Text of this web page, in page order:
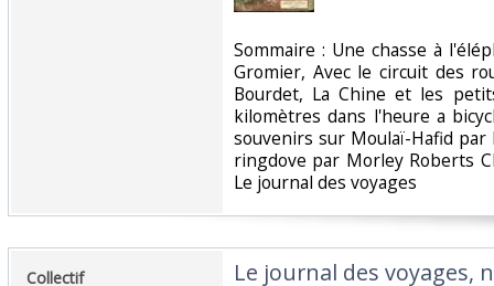
‎Sommaire : Une chasse à
Gromier, Avec le circuit des
Bourdet, La Chine et les
kilomètres dans l'heure a
souvenirs sur Moulaï-Hafid par
ringdove par Morley Roberts
Le journal des voyages‎
‎Collectif‎
‎Le journal des voyages,